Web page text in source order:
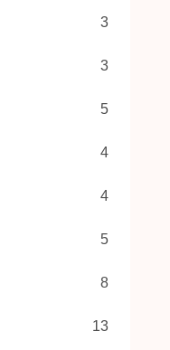
3
3
5
4
4
5
8
13